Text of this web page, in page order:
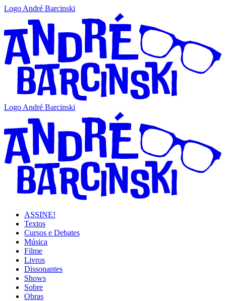
Logo André Barcinski
Logo André Barcinski
ASSINE!
Textos
Cursos e Debates
Música
Filme
Livros
Dissonantes
Shows
Sobre
Obras